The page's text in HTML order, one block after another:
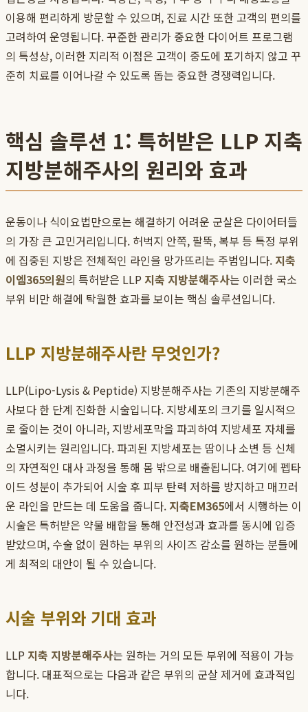
이용해 편리하게 방문할 수 있으며, 진료 시간 또한 고객의 편의를
고려하여 운영됩니다. 꾸준한 관리가 중요한 다이어트 프로그램
의 특성상, 이러한 지리적 이점은 고객이 중도에 포기하지 않고 꾸
준히 치료를 이어나갈 수 있도록 돕는 중요한 경쟁력입니다.
핵심 솔루션 1: 특허받은 LLP 지축
지방분해주사의 원리와 효과
운동이나 식이요법만으로는 해결하기 어려운 군살은 다이어터들
의 가장 큰 고민거리입니다. 허벅지 안쪽, 팔뚝, 복부 등 특정 부위
에 집중된 지방은 전체적인 라인을 망가뜨리는 주범입니다. 지축
이엠365의원의 특허받은 LLP 지축 지방분해주사는 이러한 국소
부위 비만 해결에 탁월한 효과를 보이는 핵심 솔루션입니다.
LLP 지방분해주사란 무엇인가?
LLP(Lipo-Lysis & Peptide) 지방분해주사는 기존의 지방분해주
사보다 한 단계 진화한 시술입니다. 지방세포의 크기를 일시적으
로 줄이는 것이 아니라, 지방세포막을 파괴하여 지방세포 자체를
소멸시키는 원리입니다. 파괴된 지방세포는 땀이나 소변 등 신체
의 자연적인 대사 과정을 통해 몸 밖으로 배출됩니다. 여기에 펩타
이드 성분이 추가되어 시술 후 피부 탄력 저하를 방지하고 매끄러
운 라인을 만드는 데 도움을 줍니다. 지축EM365에서 시행하는 이
시술은 특허받은 약물 배합을 통해 안전성과 효과를 동시에 입증
받았으며, 수술 없이 원하는 부위의 사이즈 감소를 원하는 분들에
게 최적의 대안이 될 수 있습니다.
시술 부위와 기대 효과
LLP 지축 지방분해주사는 원하는 거의 모든 부위에 적용이 가능
합니다. 대표적으로는 다음과 같은 부위의 군살 제거에 효과적입
니다.